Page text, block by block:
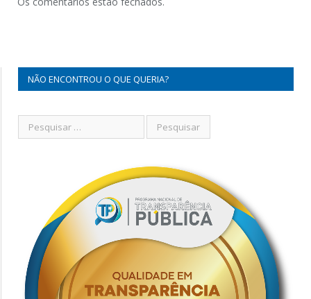
NÃO ENCONTROU O QUE QUERIA?